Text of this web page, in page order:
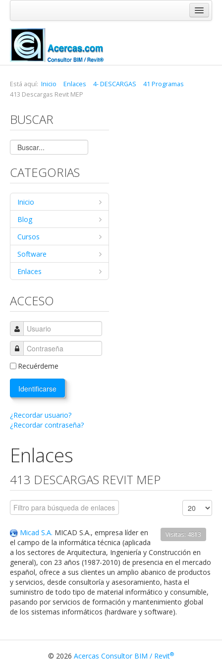
Inicio
Blog
Cursos
Software
Enlaces
Acercas
Está aquí: Inicio Enlaces 4- DESCARGAS
41 Programas
413 Descargas Revit MEP
BUSCAR
CATEGORIAS
Inicio
Blog
Cursos
Software
Enlaces
ACCESO
Recuérdeme
Identificarse
¿Recordar usuario?
¿Recordar contraseña?
Enlaces
413 DESCARGAS REVIT MEP
Visitas: 4813
Micad S.A. MICAD S.A., empresa líder en
el campo de la informática técnica (aplicada
a los sectores de Arquitectura, Ingeniería y Construcción en
general), con 23 años (1987-2010) de presencia en el mercado
español, ofrece a sus clientes un amplio abanico de productos
y servicios, desde consultoría y asesoramiento, hasta el
suministro de todo tipo de material informático y consumible,
pasando por servicios de formación y mantenimiento global
de los sistemas informáticos (hardware y software).
© 2026 Acercas Consultor BIM / Revit®